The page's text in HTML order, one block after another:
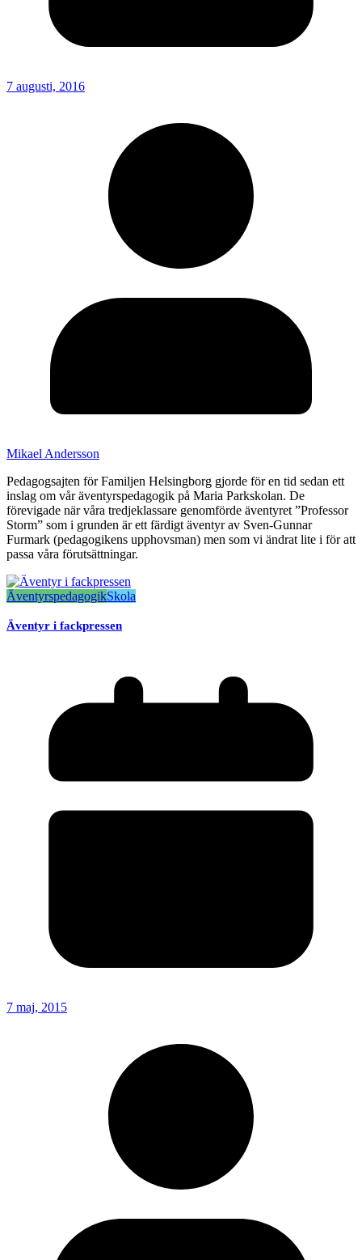
7 augusti, 2016
Mikael Andersson
Pedagogsajten för Familjen Helsingborg gjorde för en tid sedan ett
inslag om vår äventyrspedagogik på Maria Parkskolan. De
förevigade när våra tredjeklassare genomförde äventyret ”Professor
Storm” som i grunden är ett färdigt äventyr av Sven-Gunnar
Furmark (pedagogikens upphovsman) men som vi ändrat lite i för att
passa våra förutsättningar.
ÄventyrspedagogikSkola
Äventyr i fackpressen
7 maj, 2015